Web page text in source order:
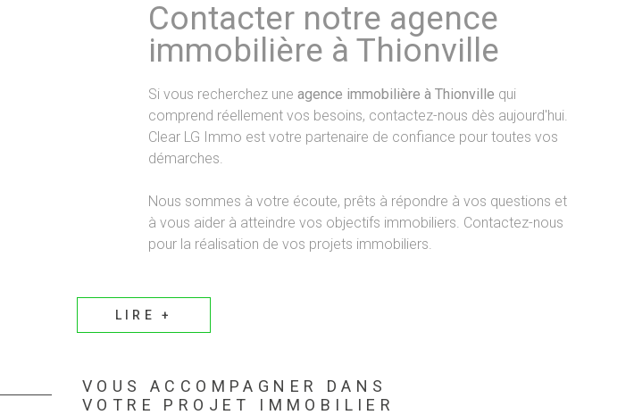
Contacter notre agence
immobilière à Thionville
Si vous recherchez une agence immobilière à Thionville qui
comprend réellement vos besoins, contactez-nous dès aujourd'hui.
Clear LG Immo est votre partenaire de confiance pour toutes vos
démarches.
Nous sommes à votre écoute, prêts à répondre à vos questions et
à vous aider à atteindre vos objectifs immobiliers. Contactez-nous
pour la réalisation de vos projets immobiliers.
LIRE +
VOUS ACCOMPAGNER DANS
VOTRE PROJET IMMOBILIER